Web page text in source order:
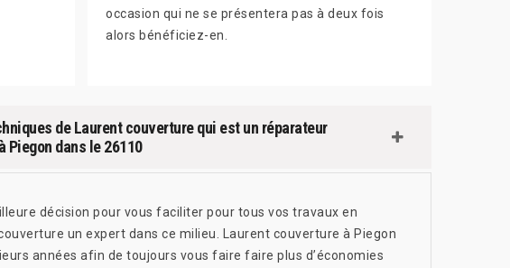
occasion qui ne se présentera pas à deux fois
alors bénéficiez-en.
de Laurent couverture qui est un réparateur
Piegon dans le 26110
décision pour vous faciliter pour tous vos travaux en
un expert dans ce milieu. Laurent couverture à Piegon
années afin de toujours vous faire faire plus d’économies